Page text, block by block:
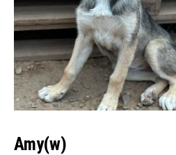
Amy(w)